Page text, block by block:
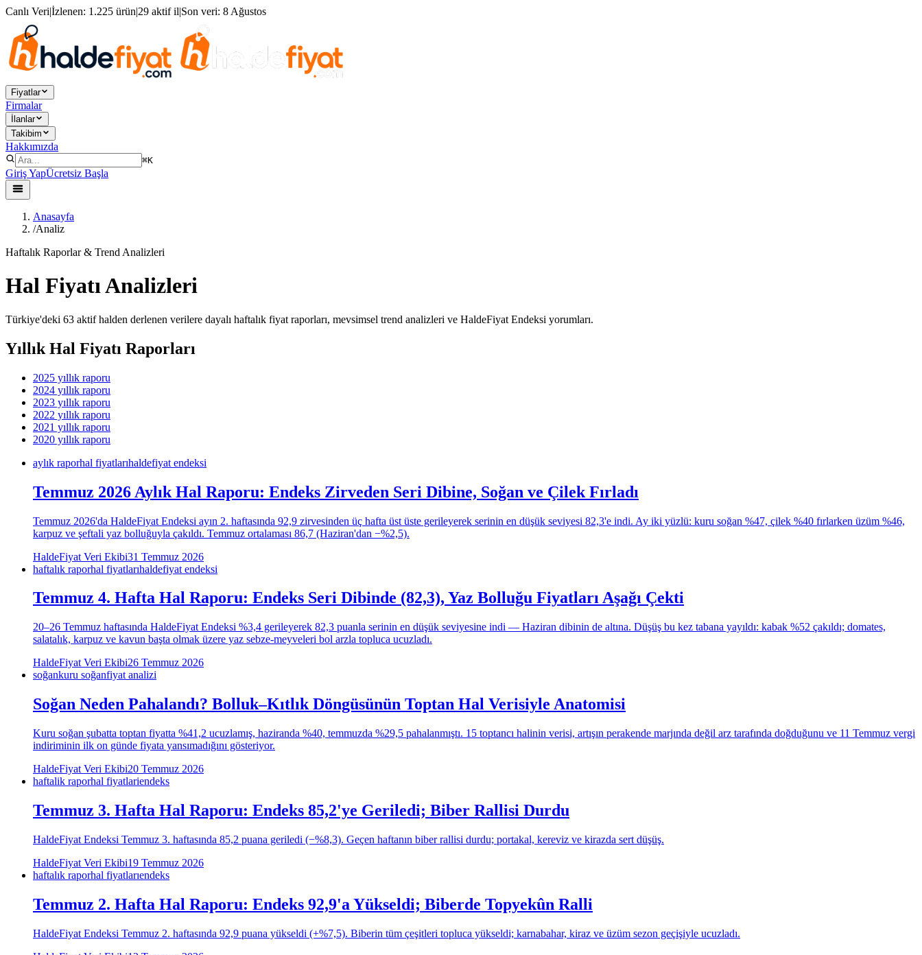
Canlı Veri|İzlenen: 1.225 ürün|29 aktif il|Son veri: 8 Ağustos
Fiyatlar
Firmalar
İlanlar
Takibim
Hakkımızda
⌘K
Giriş YapÜcretsiz Başla
Anasayfa
/Analiz
Haftalık Raporlar & Trend Analizleri
Hal Fiyatı Analizleri
Türkiye'deki 63 aktif halden derlenen verilere dayalı haftalık fiyat raporları, mevsimsel trend analizleri ve HaldeFiyat Endeksi yorumları.
Yıllık Hal Fiyatı Raporları
2025 yıllık raporu
2024 yıllık raporu
2023 yıllık raporu
2022 yıllık raporu
2021 yıllık raporu
2020 yıllık raporu
aylık raporhal fiyatlarıhaldefiyat endeksi
Temmuz 2026 Aylık Hal Raporu: Endeks Zirveden Seri Dibine, Soğan ve Çilek Fırladı
Temmuz 2026'da HaldeFiyat Endeksi ayın 2. haftasında 92,9 zirvesinden üç hafta üst üste gerileyerek serinin en düşük seviyesi 82,3'e indi. Ay iki yüzlü: kuru soğan %47, çilek %40 fırlarken üzüm %46,
karpuz ve şeftali yaz bolluğuyla çakıldı. Temmuz ortalaması 86,7 (Haziran'dan −%2,5).
HaldeFiyat Veri Ekibi31 Temmuz 2026
haftalık raporhal fiyatlarıhaldefiyat endeksi
Temmuz 4. Hafta Hal Raporu: Endeks Seri Dibinde (82,3), Yaz Bolluğu Fiyatları Aşağı Çekti
20–26 Temmuz haftasında HaldeFiyat Endeksi %3,4 gerileyerek 82,3 puanla serinin en düşük seviyesine indi — Haziran dibinin de altına. Düşüş bu kez tabana yayıldı: kabak %52 çakıldı; domates,
salatalık, karpuz ve kavun başta olmak üzere yaz sebze-meyveleri bol arzla topluca ucuzladı.
HaldeFiyat Veri Ekibi26 Temmuz 2026
soğankuru soğanfiyat analizi
Soğan Neden Pahalandı? Bolluk–Kıtlık Döngüsünün Toptan Hal Verisiyle Anatomisi
Kuru soğan şubatta toptan fiyatta %41,2 ucuzlamış, haziranda %40, temmuzda %29,5 pahalanmıştı. 15 toptancı halinin verisi, artışın perakende marjında değil arz tarafında doğduğunu ve 11 Temmuz vergi
indiriminin ilk on günde fiyata yansımadığını gösteriyor.
HaldeFiyat Veri Ekibi20 Temmuz 2026
haftalik raporhal fiyatlariendeks
Temmuz 3. Hafta Hal Raporu: Endeks 85,2'ye Geriledi; Biber Rallisi Durdu
HaldeFiyat Endeksi Temmuz 3. haftasında 85,2 puana geriledi (−%8,3). Geçen haftanın biber rallisi durdu; portakal, kereviz ve kirazda sert düşüş.
HaldeFiyat Veri Ekibi19 Temmuz 2026
haftalık raporhal fiyatlarıendeks
Temmuz 2. Hafta Hal Raporu: Endeks 92,9'a Yükseldi; Biberde Topyekûn Ralli
HaldeFiyat Endeksi Temmuz 2. haftasında 92,9 puana yükseldi (+%7,5). Biberin tüm çeşitleri topluca yükseldi; karnabahar, kiraz ve üzüm sezon geçişiyle ucuzladı.